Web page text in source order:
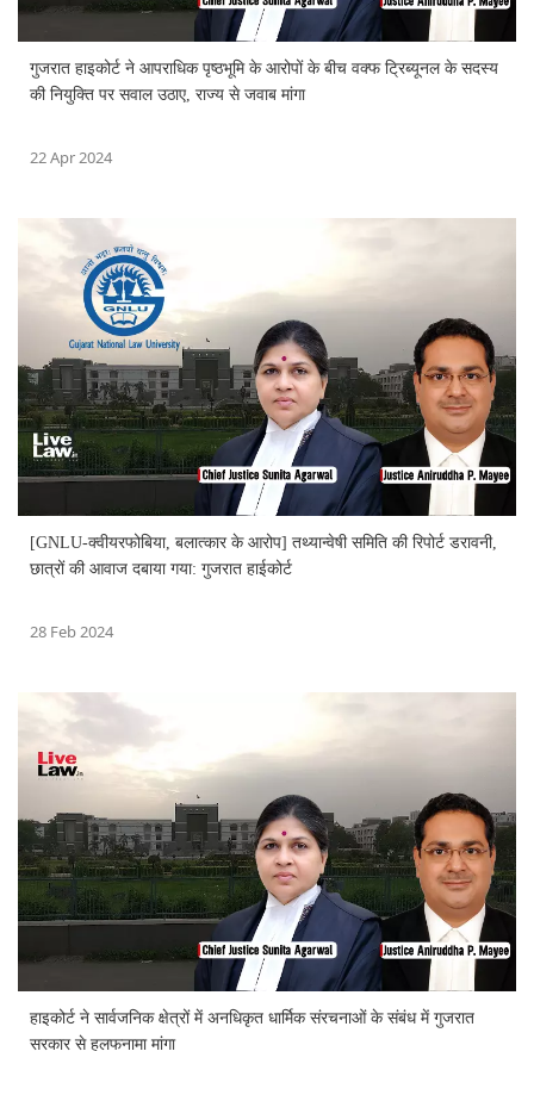
गुजरात हाइकोर्ट ने आपराधिक पृष्ठभूमि के आरोपों के बीच वक्फ ट्रिब्यूनल के सदस्य
की नियुक्ति पर सवाल उठाए, राज्य से जवाब मांगा
22 Apr 2024
[GNLU-क्वीयरफोबिया, बलात्कार के आरोप] तथ्यान्वेषी समिति की रिपोर्ट डरावनी,
छात्रों की आवाज दबाया गया: गुजरात हाईकोर्ट
28 Feb 2024
हाइकोर्ट ने सार्वजनिक क्षेत्रों में अनधिकृत धार्मिक संरचनाओं के संबंध में गुजरात
सरकार से हलफनामा मांगा